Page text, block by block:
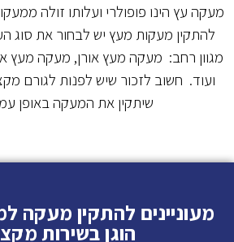
מעקה עץ הינו פופולרי ועלותו זולה
להתקין מעקות מעץ יש לבחור את סוג
מגוון רחב: מעקה מעץ אורן, מעקה מעץ
ועוד. חשוב לזכור שיש לפנות לגורם
שיתקין את המעקה באופן
מעוניינים להתקין מעקה
הוגן בשירות